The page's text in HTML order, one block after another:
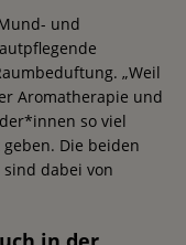
und
„Weil
Aromatherapie und
so viel
Die beiden
sind dabei von